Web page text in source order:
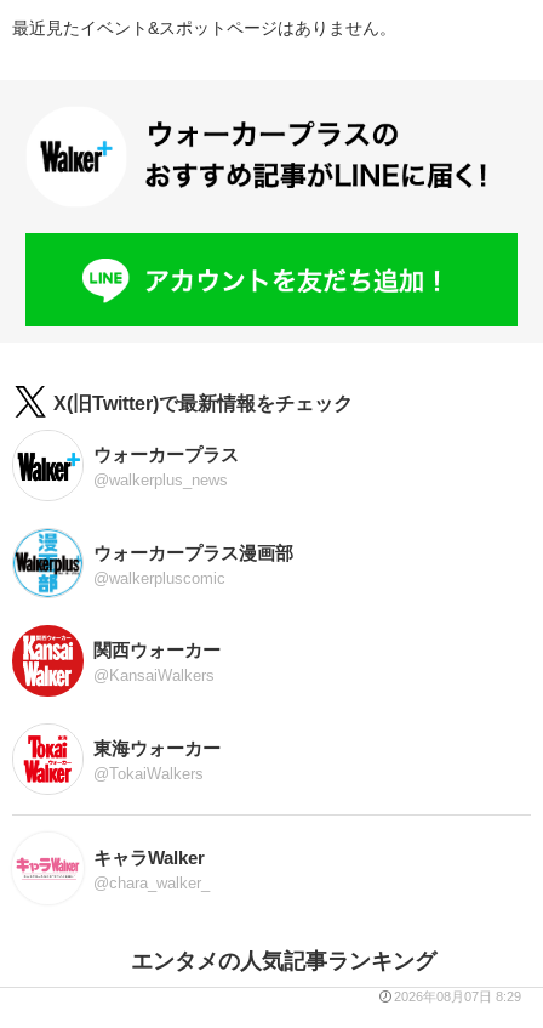
最近見たイベント&スポットページはありません。
X(旧Twitter)で最新情報をチェック
ウォーカープラス
@walkerplus_news
ウォーカープラス漫画部
@walkerpluscomic
関西ウォーカー
@KansaiWalkers
東海ウォーカー
@TokaiWalkers
キャラWalker
@chara_walker_
エンタメの人気記事ランキング
2026年08月07日 8:29